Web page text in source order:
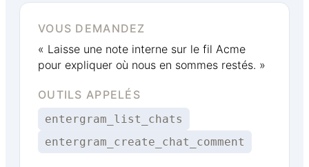
VOUS DEMANDEZ
« Laisse une note interne sur le fil Acme
pour expliquer où nous en sommes restés. »
OUTILS APPELÉS
entergram_list_chats
entergram_create_chat_comment